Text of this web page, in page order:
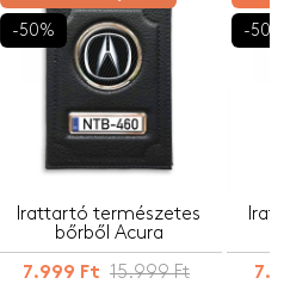
-50%
Irattartó természetes
bőrből Acura
7.999 Ft 15.999 Ft
-